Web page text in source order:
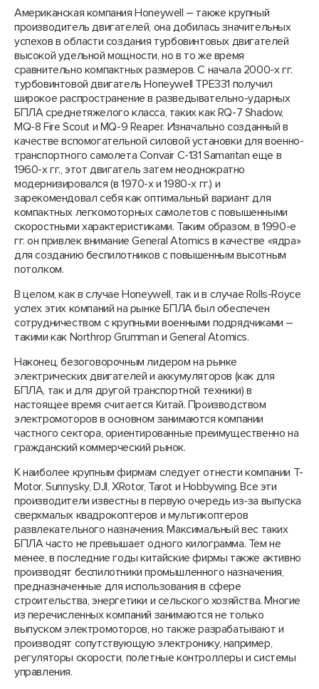
Американская компания Honeywell – также крупный
производитель двигателей, она добилась значительных
успехов в области создания турбовинтовых двигателей
высокой удельной мощности, но в то же время
сравнительно компактных размеров. С начала 2000-х гг.
турбовинтовой двигатель Honeywell TPE331 получил
широкое распространение в разведывательно-ударных
БПЛА среднетяжелого класса, таких как RQ-7 Shadow,
MQ-8 Fire Scout и MQ-9 Reaper. Изначально созданный в
качестве вспомогательной силовой установки для военно-
транспортного самолета Convair C-131 Samaritan еще в
1960-х гг., этот двигатель затем неоднократно
модернизировался (в 1970-х и 1980-х гг.) и
зарекомендовал себя как оптимальный вариант для
компактных легкомоторных самолетов с повышенными
скоростными характеристиками. Таким образом, в 1990-е
гг. он привлек внимание General Atomics в качестве «ядра»
для созданию беспилотников с повышенным высотным
потолком.
В целом, как в случае Honeywell, так и в случае Rolls-Royce
успех этих компаний на рынке БПЛА был обеспечен
сотрудничеством с крупными военными подрядчиками –
такими как Northrop Grumman и General Atomics.
Наконец, безоговорочным лидером на рынке
электрических двигателей и аккумуляторов (как для
БПЛА, так и для другой транспортной техники) в
настоящее время считается Китай. Производством
электромоторов в основном занимаются компании
частного сектора, ориентированные преимущественно на
гражданский коммерческий рынок.
К наиболее крупным фирмам следует отнести компании T-
Motor, Sunnysky, DJI, XRotor, Tarot и Hobbywing. Все эти
производители известны в первую очередь из-за выпуска
сверхмалых квадрокоптеров и мультикоптеров
развлекательного назначения. Максимальный вес таких
БПЛА часто не превышает одного килограмма. Тем не
менее, в последние годы китайские фирмы также активно
производят беспилотники промышленного назначения,
предназначенные для использования в сфере
строительства, энергетики и сельского хозяйства. Многие
из перечисленных компаний занимаются не только
выпуском электромоторов, но также разрабатывают и
производят сопутствующую электронику, например,
регуляторы скорости, полетные контроллеры и системы
управления.